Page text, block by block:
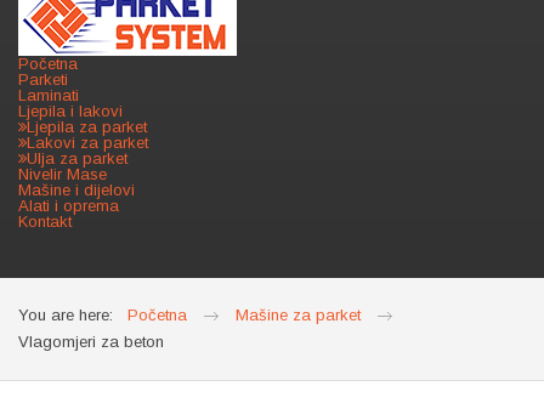
Početna
Parketi
Laminati
Ljepila i lakovi
Ljepila za parket
Lakovi za parket
Ulja za parket
Nivelir Mase
Mašine i dijelovi
Alati i oprema
Kontakt
You are here: Početna
Mašine za parket
Vlagomjeri za beton